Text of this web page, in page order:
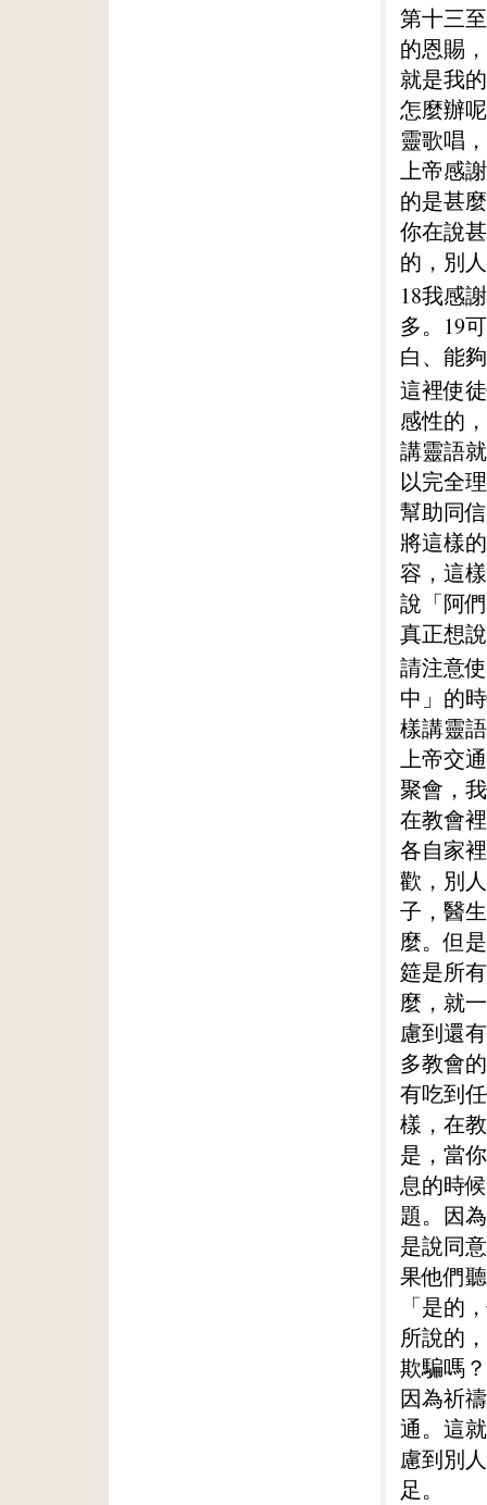
第十三
的恩賜
就是我
怎麼辦
靈歌唱
上帝感
的是甚
你在說
的，別
18我感
多。19
白、能
這裡使
感性的
講靈語
以完全
幫助同
將這樣
容，這
說「阿
真正想
請注意
中」的
樣講靈
上帝交
聚會，
在教會
各自家
歡，別
子，醫
麼。但
筵是所
麼，就
慮到還
多教會
有吃到
樣，在
是，當
息的時
題。因
是說同
果他們
「是的
所說的
欺騙嗎
因為祈
通。這
慮到別
足。